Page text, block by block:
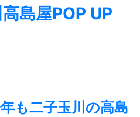
島屋POP UP
も二子玉川の高島